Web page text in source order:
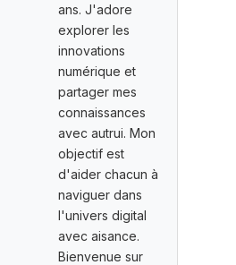
ans. J'adore
explorer les
innovations
numérique et
partager mes
connaissances
avec autrui. Mon
objectif est
d'aider chacun à
naviguer dans
l'univers digital
avec aisance.
Bienvenue sur